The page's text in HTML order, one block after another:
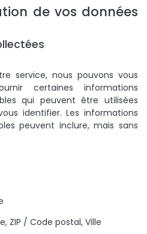
de vos données
service, nous pouvons vous
certaines informations
qui peuvent être utilisées
identifier. Les informations
peuvent inclure, mais sans
ZIP / Code postal, Ville